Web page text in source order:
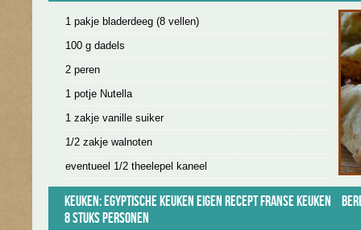
1 pakje bladerdeeg (8 vellen)
100 g dadels
2 peren
1 potje Nutella
1 zakje vanille suiker
1/2 zakje walnoten
eventueel 1/2 theelepel kaneel
Keuken: Egyptische keuken Eigen recept Franse keuken
8 stuks personen